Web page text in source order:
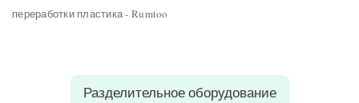
переработки пластика - Rumtoo
Разделительное оборудование